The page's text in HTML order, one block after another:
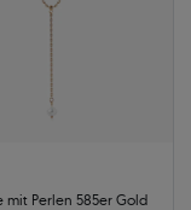
mit Perlen 585er Gold